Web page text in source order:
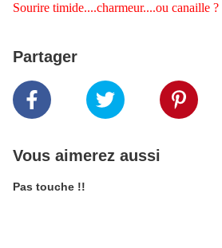
Sourire timide....charmeur....ou canaille
Partager
Vous aimerez aussi
Pas touche !!